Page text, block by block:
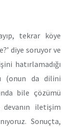
tekrar köye
diye soruyor ve
hatırlamadığı
(onun da dilini
bile çözümü
iletişim
Sonuçta,